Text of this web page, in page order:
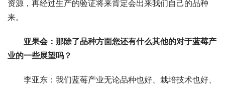
资源，再经过生产的验证将来肯定会出来我们自己的品种
来。
亚果会：那除了品种方面您还有什么其他的对于蓝莓产
业的一些展望吗？
李亚东：我们蓝莓产业无论品种也好、栽培技术也好、